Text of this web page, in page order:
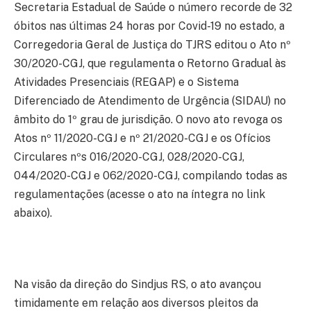
Secretaria Estadual de Saúde o número recorde de 32
óbitos nas últimas 24 horas por Covid-19 no estado, a
Corregedoria Geral de Justiça do TJRS editou o Ato nº
30/2020-CGJ, que regulamenta o Retorno Gradual às
Atividades Presenciais (REGAP) e o Sistema
Diferenciado de Atendimento de Urgência (SIDAU) no
âmbito do 1º grau de jurisdição. O novo ato revoga os
Atos nº 11/2020-CGJ e nº 21/2020-CGJ e os Ofícios
Circulares nºs 016/2020-CGJ, 028/2020-CGJ,
044/2020-CGJ e 062/2020-CGJ, compilando todas as
regulamentações (acesse o ato na íntegra no link
abaixo).
Na visão da direção do Sindjus RS, o ato avançou
timidamente em relação aos diversos pleitos da